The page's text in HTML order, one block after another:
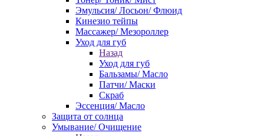
Эмульсия/ Лосьон/ Флюид
Кинезио тейпы
Массажер/ Мезороллер
Уход для губ
Назад
Уход для губ
Бальзамы/ Масло
Патчи/ Маски
Скраб
Эссенция/ Масло
Защита от солнца
Умывание/ Очищение